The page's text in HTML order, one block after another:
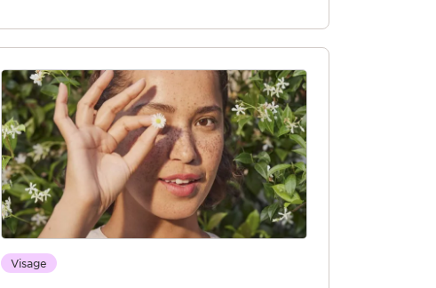
vous avez du mal à les différencier, suivez nos
conseils.
Visage